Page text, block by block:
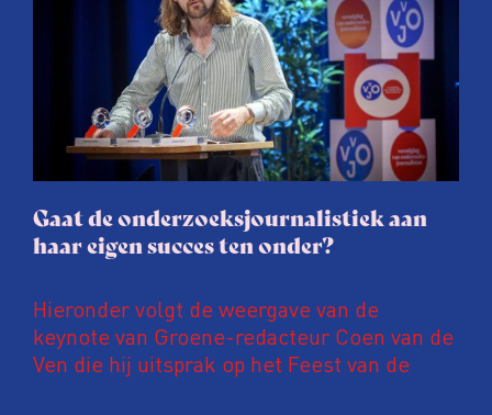
procedure rond het eigen werk. Dat kost
journalisten tijd, ook ervaren zij stress en
soms worden publicaties aangepast of
gaat de hele publicatie zelfs niet door.
Gaat de onderzoeksjournalistiek aan
haar eigen succes ten onder?
Hieronder volgt de weergave van de
keynote van Groene-redacteur Coen van de
Ven die hij uitsprak op het Feest van de